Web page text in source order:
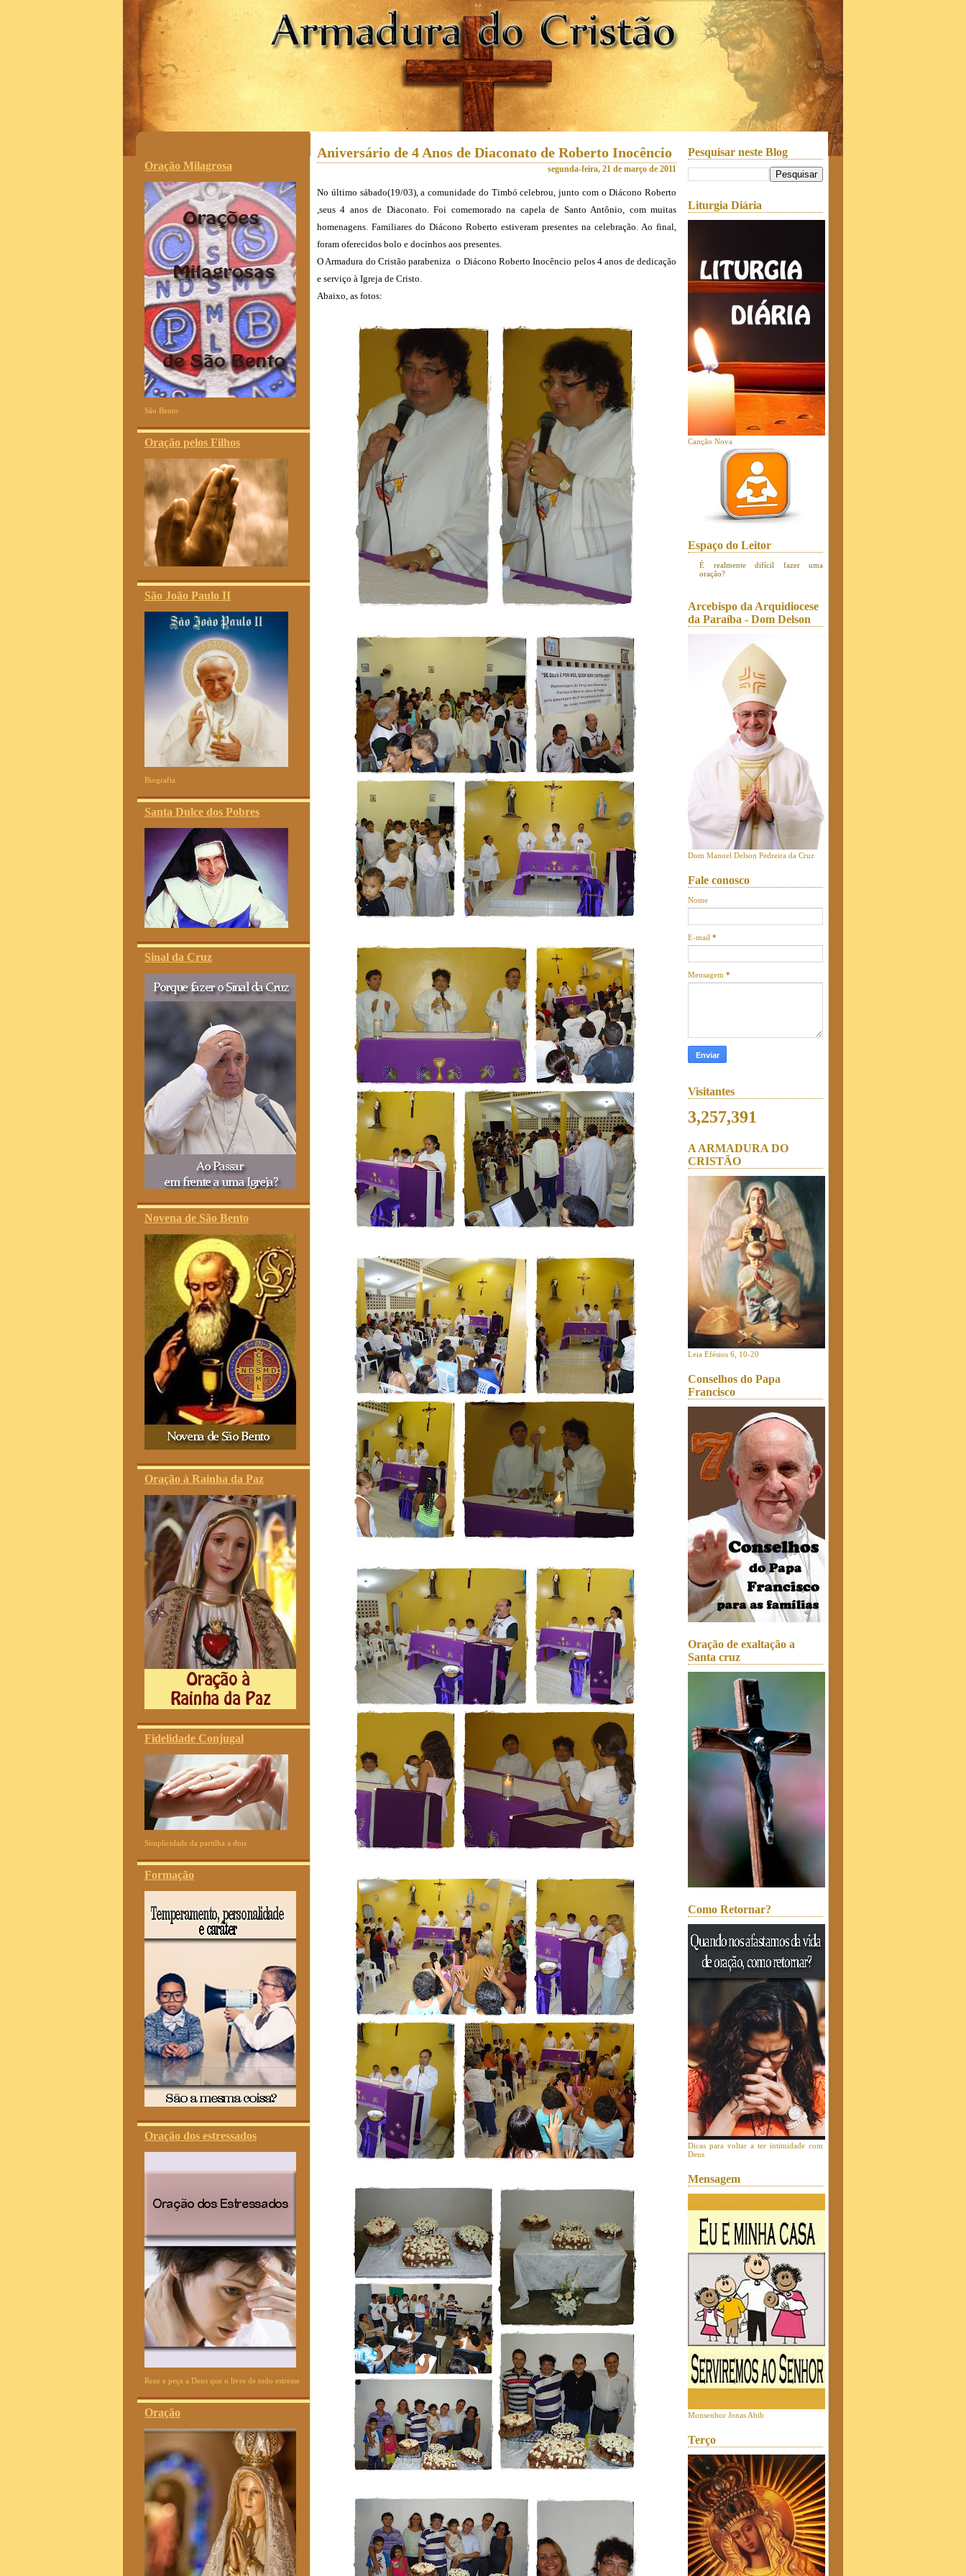
.
Oração Milagrosa
São Bento
Oração pelos Filhos
São João Paulo II
Biografia
Santa Dulce dos Pobres
Sinal da Cruz
Novena de São Bento
Oração à Rainha da Paz
Fidelidade Conjugal
Simplicidade da partilha a dois
Formação
Oração dos estressados
Reze e peça a Deus que o livre de todo estresse
Oração
Aniversário de 4 Anos de Diaconato de Roberto Inocêncio
segunda-feira, 21 de março de 2011
No último sábado(19/03), a comunidade do Timbó celebrou, junto com o Diácono Roberto
,seus 4 anos de Diaconato. Foi comemorado na capela de Santo Antônio, com muitas
homenagens. Familiares do Diácono Roberto estiveram presentes na celebração. Ao final,
foram oferecidos bolo e docinhos aos presentes.
O Armadura do Cristão parabeniza o Diácono Roberto Inocêncio pelos 4 anos de dedicação
e serviço à Igreja de Cristo.
Abaixo, as fotos:
Pesquisar neste Blog
Liturgia Diária
Canção Nova
Espaço do Leitor
É realmente difícil fazer uma
oração?
Arcebispo da Arquidiocese
da Paraíba - Dom Delson
Dom Manoel Delson Pedreira da Cruz
Fale conosco
Nome
E-mail *
Mensagem *
Visitantes
3,257,391
A ARMADURA DO
CRISTÃO
Leia Efésios 6, 10-20
Conselhos do Papa
Francisco
Oração de exaltação a
Santa cruz
Como Retornar?
Dicas para voltar a ter intimidade com
Deus
Mensagem
Monsenhor Jonas Abib
Terço